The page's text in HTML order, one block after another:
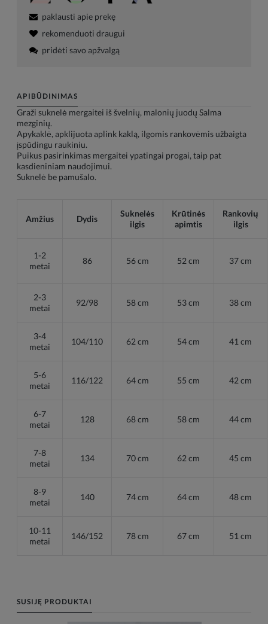
paklausti apie prekę
rekomenduoti draugui
pridėti savo apžvalgą
APIBŪDINIMAS
Graži suknelė mergaitei iš švelnių, malonių juodų Salma
mezginių.
Apykaklė, apklijuota aplink kaklą, ilgomis rankovėmis užbaigta
įspūdingu raukiniu.
Puikus pasirinkimas mergaitei ypatingai progai, taip pat
kasdieniniam naudojimui.
Suknelė be pamušalo.
Amžius Dydis
Suknelės
ilgis
Krūtinės
apimtis
Rankovių
ilgis
1-2
metai
86 56 cm 52 cm 37 cm
2-3
metai
92/98 58 cm 53 cm 38 cm
3-4
metai
104/110 62 cm 54 cm 41 cm
5-6
metai
116/122 64 cm 55 cm 42 cm
6-7
metai
128 68 cm 58 cm 44 cm
7-8
metai
134 70 cm 62 cm 45 cm
8-9
metai
140 74 cm 64 cm 48 cm
10-11
metai
146/152 78 cm 67 cm 51 cm
SUSIJĘ PRODUKTAI